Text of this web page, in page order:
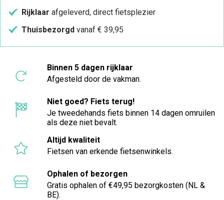
Rijklaar afgeleverd, direct fietsplezier
Thuisbezorgd vanaf € 39,95
Binnen 5 dagen rijklaar
Afgesteld door de vakman.
Niet goed? Fiets terug!
Je tweedehands fiets binnen 14 dagen omruilen
als deze niet bevalt.
Altijd kwaliteit
Fietsen van erkende fietsenwinkels.
Ophalen of bezorgen
Gratis ophalen of €49,95 bezorgkosten (NL &
BE).